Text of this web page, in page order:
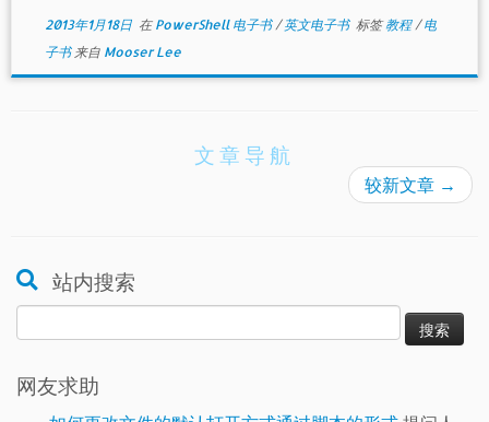
2013年1月18日在 PowerShell 电子书/英文电子书 标签教程/电
子书 来自 Mooser Lee
文章导航
较新文章 →
站内搜索
索：
网友求助